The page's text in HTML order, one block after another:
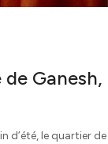
Ganesh,
d’été, le quartier de